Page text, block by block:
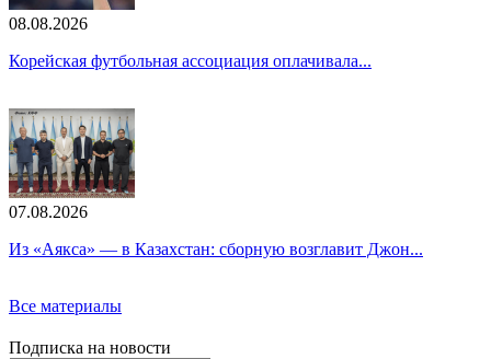
08.08.2026
Корейская футбольная ассоциация оплачивала...
07.08.2026
Из «Аякса» — в Казахстан: сборную возглавит Джон...
Все материалы
Подписка на новости